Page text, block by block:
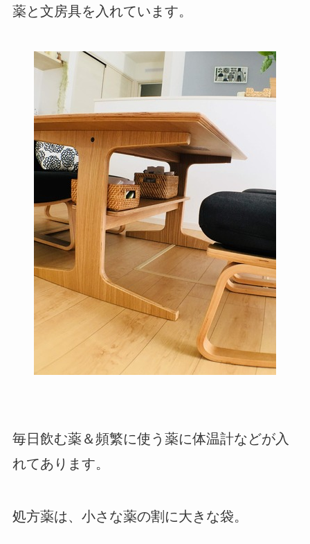
薬と文房具を入れています。
毎日飲む薬＆頻繁に使う薬に体温計などが入
れてあります。
処方薬は、小さな薬の割に大きな袋。